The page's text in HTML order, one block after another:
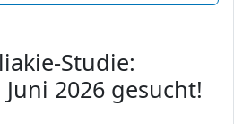
Studie:
2026 gesucht!